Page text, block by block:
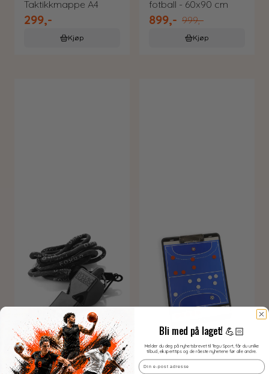
Taktikkmappe A4
299,-
Kjøp
fotball - 60x90 cm
899,- 999,-
Kjøp
Bli med på laget! 💪🏻
Melder du deg på nyhetsbrevet til Tegu Sport, får du unike
tilbud, eksperttips og de råeste nyhetene før alle andre.
Email